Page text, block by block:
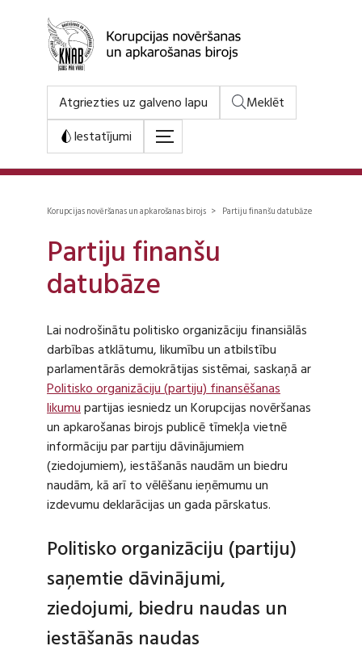
Atgriezties uz galveno lapu
Meklēt
Iestatījumi
Korupcijas novēršanas un apkarošanas birojs > Partiju finanšu datubāze
Partiju finanšu
datubāze
Lai nodrošinātu politisko organizāciju finansiālās
darbības atklātumu, likumību un atbilstību
parlamentārās demokrātijas sistēmai, saskaņā ar
Politisko organizāciju (partiju) finansēšanas
likumupartijas iesniedz un Korupcijas novēršanas
un apkarošanas birojs publicē tīmekļa vietnē
informāciju par partiju dāvinājumiem
(ziedojumiem), iestāšanās naudām un biedru
naudām, kā arī to vēlēšanu ieņēmumu un
izdevumu deklarācijas un gada pārskatus.
Politisko organizāciju (partiju)
saņemtie dāvinājumi,
ziedojumi, biedru naudas un
iestāšanās naudas